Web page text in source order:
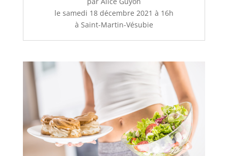
le samedi 18 décembre 2021 à 16h
à Saint-Martin-Vésubie